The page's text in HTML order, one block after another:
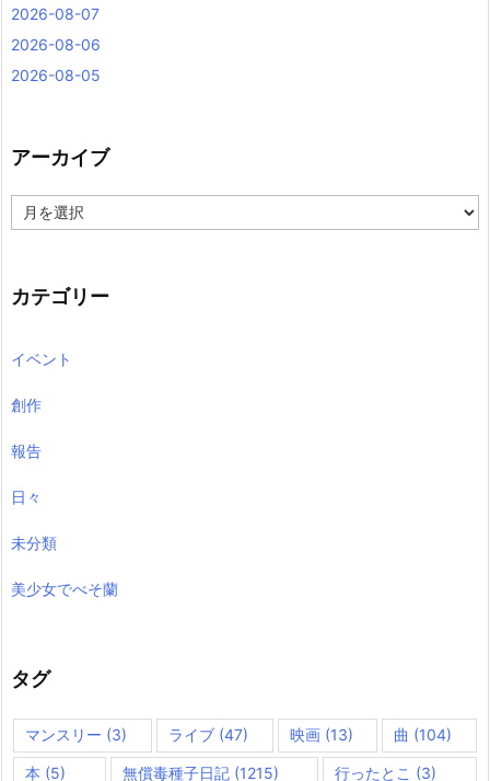
2026-08-07
2026-08-06
2026-08-05
アーカイブ
ー
ブ
カテゴリー
イベント
創作
報告
日々
未分類
美少女でべそ蘭
タグ
マンスリー (3) ライブ(47) 映画(13) 曲 (104)
本 (5) 無償毒種子日記(1215) 行ったとこ (3)